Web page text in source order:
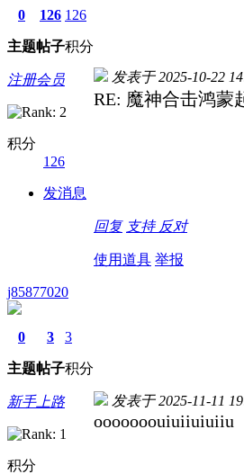
0
主题
126
帖子
126
积分
注册会员
积分
126
发消息
发表于 2025-10-22
RE: 魔神合击鸿
回复 支持 反对
使用道具 举报
j85877020
0
主题
3
帖子
3
积分
新手上路
积分
发表于 2025-11-11
ooooooouiuiiuiuiiu